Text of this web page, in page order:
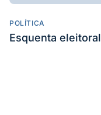
Soluções de
Tecnologia
POLÍTICA
Esquenta eleitoral